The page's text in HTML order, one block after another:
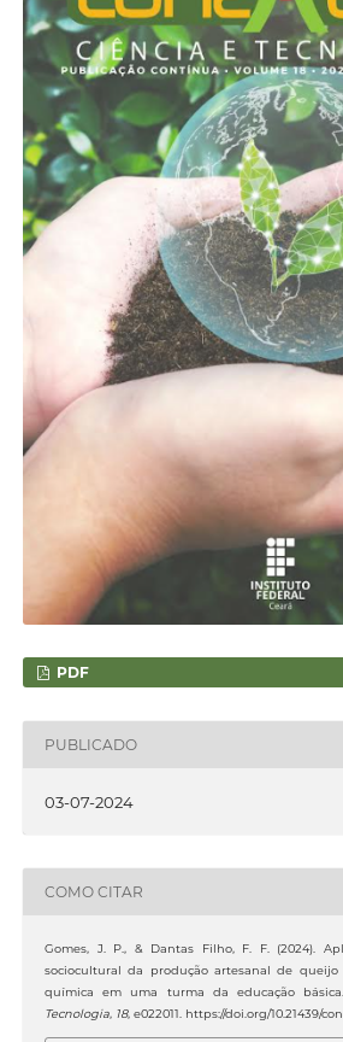
PDF
PUBLICADO
03-07-2024
COMO CITAR
Gomes, J. P., & Dantas Filho, F. F. (2024).
sociocultural da produção artesanal de
química em uma turma da educação
Tecnologia, 18, e022011. https://doi.org/10.21439/